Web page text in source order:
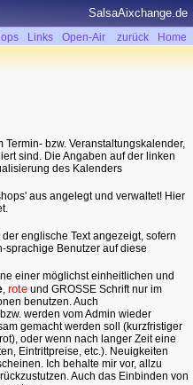
SalsaAixchange.de
Links Open-Air zurück Home
bzw. Veranstaltungskalender,
sind. Die Angaben auf der linken
des Kalenders
aus angelegt und verwaltet! Hier
englische Text angezeigt, sofern
sprachige Benutzer auf diese
einer möglichst einheitlichen und
, rote und GROSSE Schrift nur im
benutzen. Auch
werden vom Admin wieder
gemacht werden soll (kurzfristiger
oder wenn nach langer Zeit eine
Eintrittpreise, etc.). Neuigkeiten
Ich behalte mir vor, allzu
Auch das Einbinden von